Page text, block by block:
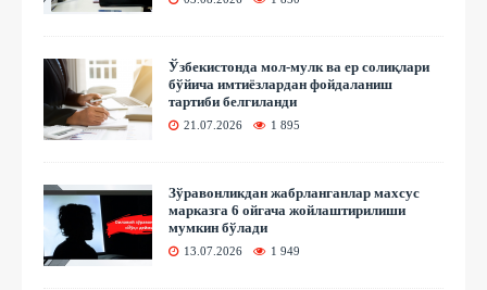
Ўзбекистонда мол-мулк ва ер солиқлари
бўйича имтиёзлардан фойдаланиш
тартиби белгиланди
21.07.2026 1 895
Зўравонликдан жабрланганлар махсус
марказга 6 ойгача жойлаштирилиши
мумкин бўлади
13.07.2026 1 949